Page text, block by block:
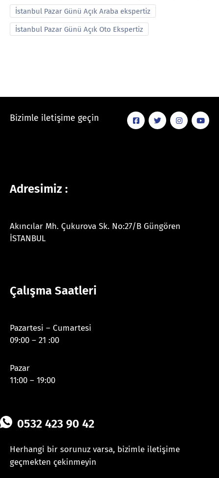
İstanbul Pazar Günü Açık Araba ekspertiz
İstanbul Pazar Günü Açık Oto Ekspertiz
Bizimle iletişime geçin
Adresimiz :
Akıncılar Mh. Çukurova Sk. No:27/B Güngören
İSTANBUL
Çalışma Saatleri
Pazartesi – Cumartesi
09:00 – 21 :00
Pazar
11:00 – 19:00
0532 423 90 42
Herhangi bir sorunuz varsa, bizimle iletişime
geçmekten çekinmeyin